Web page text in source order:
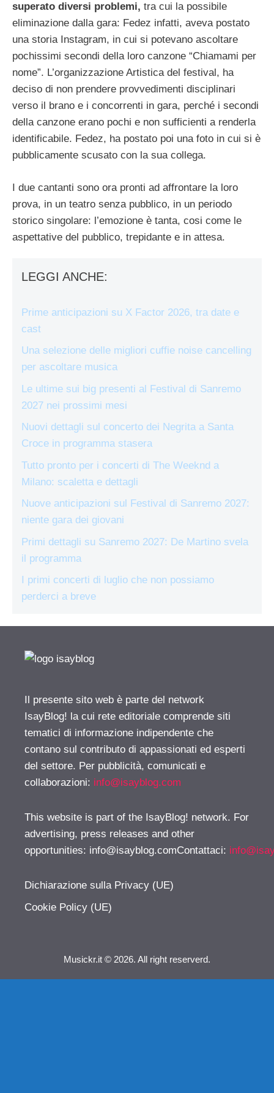
superato diversi problemi, tra cui la possibile
eliminazione dalla gara: Fedez infatti, aveva postato
una storia Instagram, in cui si potevano ascoltare
pochissimi secondi della loro canzone “Chiamami per
nome”. L’organizzazione Artistica del festival, ha
deciso di non prendere provvedimenti disciplinari
verso il brano e i concorrenti in gara, perché i secondi
della canzone erano pochi e non sufficienti a renderla
identificabile. Fedez, ha postato poi una foto in cui si è
pubblicamente scusato con la sua collega.
I due cantanti sono ora pronti ad affrontare la loro
prova, in un teatro senza pubblico, in un periodo
storico singolare: l’emozione è tanta, cosi come le
aspettative del pubblico, trepidante e in attesa.
LEGGI ANCHE:
Prime anticipazioni su X Factor 2026, tra date e
cast
Una selezione delle migliori cuffie noise cancelling
per ascoltare musica
Le ultime sui big presenti al Festival di Sanremo
2027 nei prossimi mesi
Nuovi dettagli sul concerto dei Negrita a Santa
Croce in programma stasera
Tutto pronto per i concerti di The Weeknd a
Milano: scaletta e dettagli
Nuove anticipazioni sul Festival di Sanremo 2027:
niente gara dei giovani
Primi dettagli su Sanremo 2027: De Martino svela
il programma
I primi concerti di luglio che non possiamo
perderci a breve
Il presente sito web è parte del network
IsayBlog! la cui rete editoriale comprende siti
tematici di informazione indipendente che
contano sul contributo di appassionati ed esperti
del settore. Per pubblicità, comunicati e
collaborazioni: info@isayblog.com
This website is part of the IsayBlog! network. For
advertising, press releases and other
opportunities: info@isayblog.comContattaci:
Dichiarazione sulla Privacy (UE)
Cookie Policy (UE)
Musickr.it © 2026. All right reserverd.